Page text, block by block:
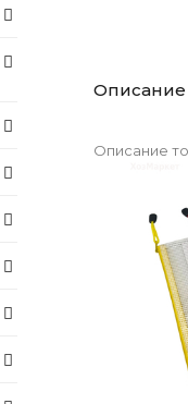
Описание
Описание